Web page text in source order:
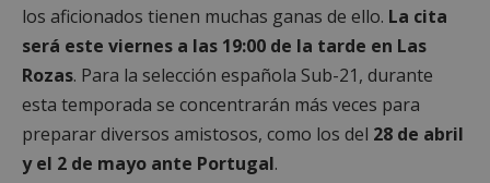
los aficionados tienen muchas ganas de ello. La cita
será este viernes a las 19:00 de la tarde en Las
Rozas. Para la selección española Sub-21, durante
esta temporada se concentrarán más veces para
preparar diversos amistosos, como los del 28 de abril
y el 2 de mayo ante Portugal.